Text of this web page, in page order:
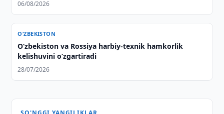
06/08/2026
O‘ZBEKISTON
O‘zbekiston va Rossiya harbiy-texnik hamkorlik
kelishuvini o‘zgartiradi
28/07/2026